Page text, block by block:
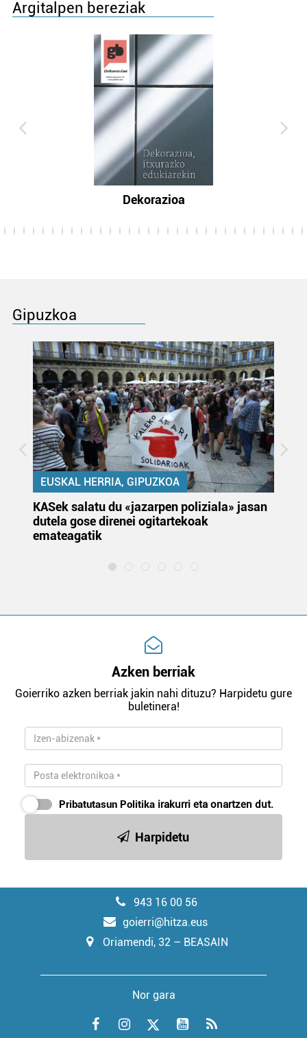
Argitalpen bereziak
Dekorazioa
Gipuzkoa
EUSKAL HERRIA, GIPUZKOA
KASek salatu du «jazarpen poliziala» jasan
dutela gose direnei ogitartekoak
emateagatik
Azken berriak
Goierriko azken berriak jakin nahi dituzu? Harpidetu gure
buletinera!
Pribatutasun Politika irakurri eta onartzen dut.
Harpidetu
943 16 00 56
goierri@hitza.eus
Oriamendi, 32 – BEASAIN
Nor gara